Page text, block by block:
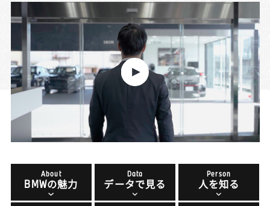
About
BMWの魅力
Data
データで見る
Person
人を知る